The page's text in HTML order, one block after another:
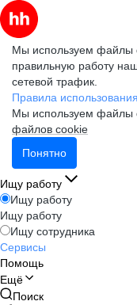
Мы используем файлы
правильную работу
сетевой трафик.
Правила
Мы используем файлы
файлов cookie
Понятно
Ищу работу
Ищу работу
Ищу работу
Ищу сотрудника
Сервисы
Помощь
Ещё
Поиск